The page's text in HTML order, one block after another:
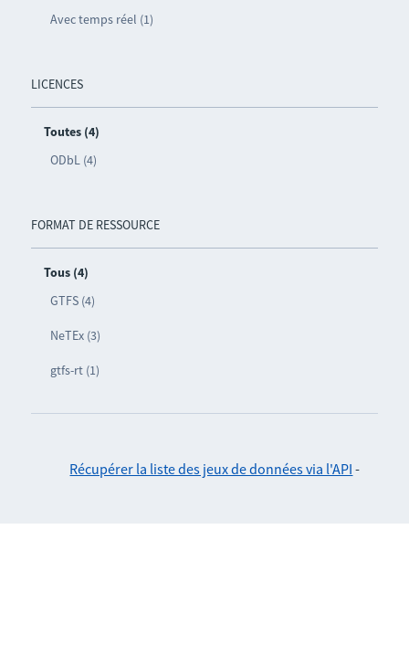
Avec temps réel (1)
LICENCES
Toutes (4)
ODbL (4)
FORMAT DE RESSOURCE
Tous (4)
GTFS (4)
NeTEx (3)
gtfs-rt (1)
Récupérer la liste des jeux de données via l'API -